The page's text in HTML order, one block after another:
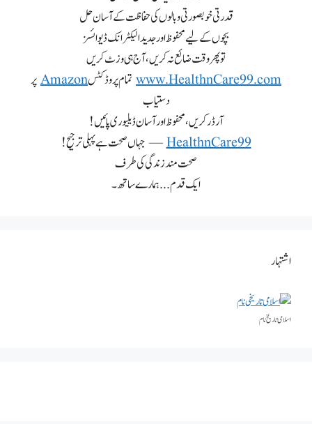
قدرتی خوبصورتی و بالوں کی حفاظت کے آسان حل
بچوں کے لیے محفوظ اور جدید الیکٹرانک ڈیوائسز
تو پھر وقت ضائع نہ کریں، آج ہی وزٹ کریں
www.HealthnCare99.com تمام پروڈکٹسAmazonپر
دستیاب
آرڈر کریں، محفوظ اور آسان ڈیلیوری پائیں!
HealthnCare99— جہاں صحت ہے پہلی ترجیح!
صحت مند زندگی کی طرف
ایک قدم... ہمارے ساتھ۔
اشتہار
اسلامی تاریخٰ نام